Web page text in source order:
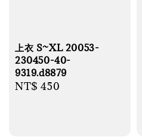
上衣 S~XL 20053-
230450-40-
9319.d8879
Regular
NT$ 450